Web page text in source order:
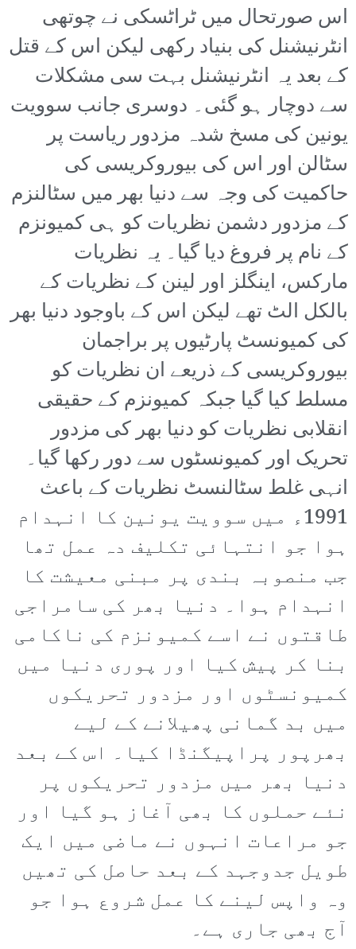
اس صورتحال میں ٹراٹسکی نے چوتھی
انٹرنیشنل کی بنیاد رکھی لیکن اس کے قتل
کے بعد یہ انٹرنیشنل بہت سی مشکلات
سے دوچار ہو گئی۔ دوسری جانب سوویت
یونین کی مسخ شدہ مزدور ریاست پر
سٹالن اور اس کی بیوروکریسی کی
حاکمیت کی وجہ سے دنیا بھر میں سٹالنزم
کے مزدور دشمن نظریات کو ہی کمیونزم
کے نام پر فروغ دیا گیا۔ یہ نظریات
مارکس، اینگلز اور لینن کے نظریات کے
بالکل الٹ تھے لیکن اس کے باوجود دنیا بھر
کی کمیونسٹ پارٹیوں پر براجمان
بیوروکریسی کے ذریعے ان نظریات کو
مسلط کیا گیا جبکہ کمیونزم کے حقیقی
انقلابی نظریات کو دنیا بھر کی مزدور
تحریک اور کمیونسٹوں سے دور رکھا گیا۔
انہی غلط سٹالنسٹ نظریات کے باعث
1991ء میں سوویت یونین کا انہدام
ہوا جو انتہائی تکلیف دہ عمل تھا
جب منصوبہ بندی پر مبنی معیشت کا
انہدام ہوا۔ دنیا بھر کی سامراجی
طاقتوں نے اسے کمیونزم کی ناکامی
بنا کر پیش کیا اور پوری دنیا میں
کمیونسٹوں اور مزدور تحریکوں
میں بد گمانی پھیلانے کے لیے
بھرپور پراپیگنڈا کیا۔ اس کے بعد
دنیا بھر میں مزدور تحریکوں پر
نئے حملوں کا بھی آغاز ہو گیا اور
جو مراعات انہوں نے ماضی میں ایک
طویل جدوجہد کے بعد حاصل کی تھیں
وہ واپس لینے کا عمل شروع ہوا جو
آج بھی جاری ہے۔